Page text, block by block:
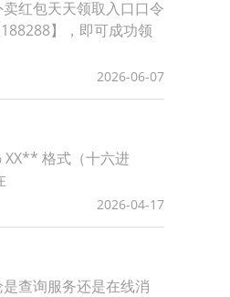
红包天天领取入口口令
】，即可成功领
2026-06-07
格式（十六进
2026-04-17
查询服务还是在线消